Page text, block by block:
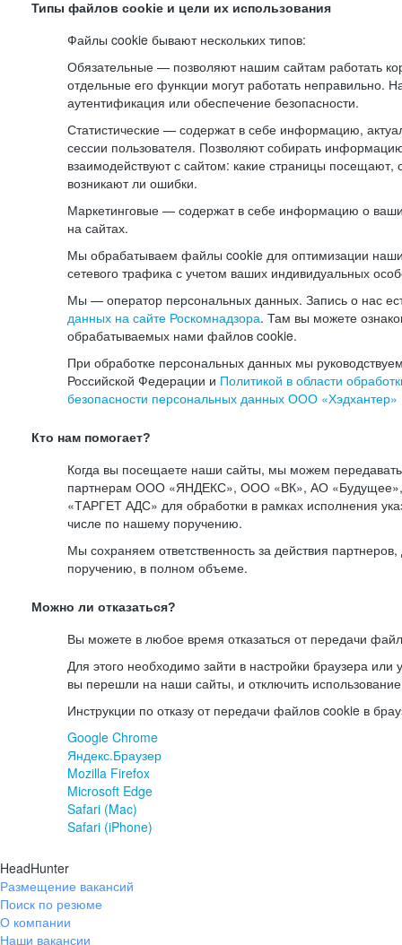
Типы файлов cookie и цели их использования
Файлы cookie бывают нескольких типов:
Обязательные — позволяют нашим сайтам работать
отдельные его функции могут работать неправильно.
аутентификация или обеспечение безопасности.
Статистические — содержат в себе информацию,
сессии пользователя. Позволяют собирать
взаимодействуют с сайтом: какие страницы посещают,
возникают ли ошибки.
Маркетинговые — содержат в себе информацию о
на сайтах.
Мы обрабатываем файлы cookie для оптимизации
сетевого трафика с учетом ваших индивидуальных
Мы — оператор персональных данных. Запись о нас
данных на сайте Роскомнадзора. Там вы можете
обрабатываемых нами файлов cookie.
При обработке персональных данных мы
Российской Федерации и Политикой в области
безопасности персональных данных ООО «Хэдхантер»
Кто нам помогает?
Когда вы посещаете наши сайты, мы можем
партнерам ООО «ЯНДЕКС», ООО «ВК», АО
«ТАРГЕТ АДС» для обработки в рамках исполнения
числе по нашему поручению.
Мы сохраняем ответственность за действия
поручению, в полном объеме.
Можно ли отказаться?
Вы можете в любое время отказаться от передачи
Для этого необходимо зайти в настройки браузера или
вы перешли на наши сайты, и отключить
Инструкции по отказу от передачи файлов cookie в
Google Chrome
Яндекс.Браузер
Mozilla Firefox
Microsoft Edge
Safari (Mac)
Safari (iPhone)
HeadHunter
Размещение вакансий
Поиск по резюме
О компании
Наши вакансии